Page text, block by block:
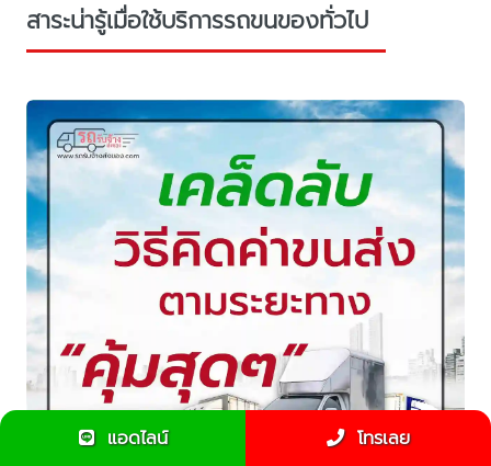
สาระน่ารู้เมื่อใช้บริการรถขนของทั่วไป
แอดไลน์ โทรเลย